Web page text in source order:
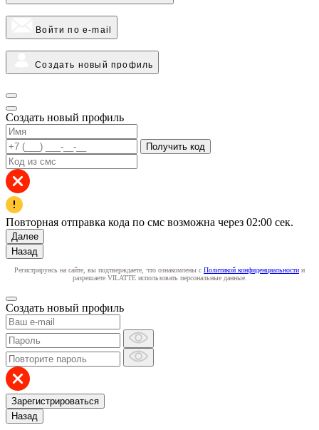
Войти по e-mail
Создать новый профиль
Создать новый профиль
Получить код
Повторная отправка кода по смс возможна через 02:00 сек.
Далее
Назад
Регистрируясь на сайте, вы подтверждаете, что ознакомлены с Политикой конфиденциальности и
разрешаете VILATTE использовать персональные данные.
Создать новый профиль
Зарегистрироваться
Назад